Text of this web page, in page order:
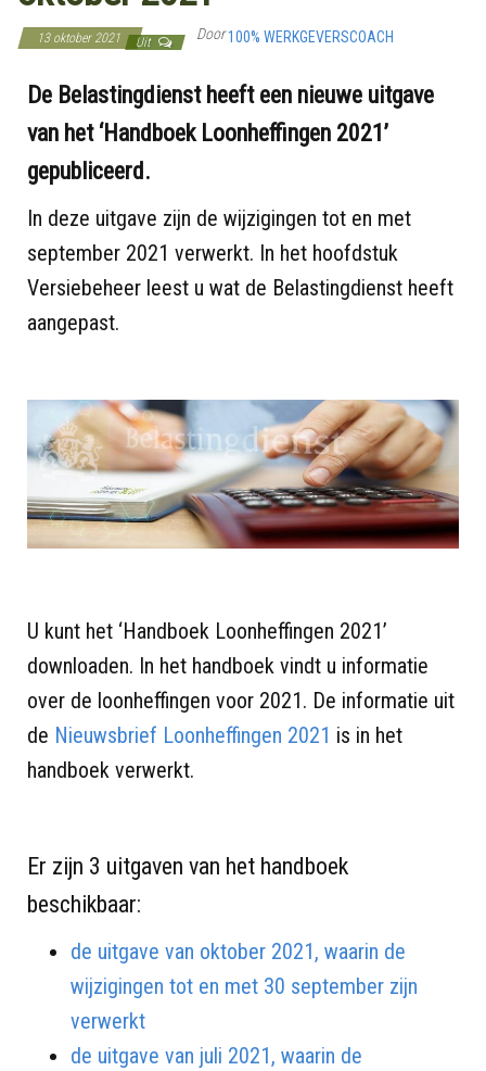
13 oktober 2021 Uit Door100% WERKGEVERSCOACH
De Belastingdienst heeft een nieuwe uitgave
van het ‘Handboek Loonheffingen 2021’
gepubliceerd.
In deze uitgave zijn de wijzigingen tot en met
september 2021 verwerkt. In het hoofdstuk
Versiebeheer leest u wat de Belastingdienst heeft
aangepast.
U kunt het ‘Handboek Loonheffingen 2021’
downloaden. In het handboek vindt u informatie
over de loonheffingen voor 2021. De informatie uit
de Nieuwsbrief Loonheffingen 2021 is in het
handboek verwerkt.
Er zijn 3 uitgaven van het handboek
beschikbaar:
de uitgave van oktober 2021, waarin de
wijzigingen tot en met 30 september zijn
verwerkt
de uitgave van juli 2021, waarin de